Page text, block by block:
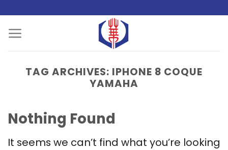
content
TAG ARCHIVES: IPHONE 8 COQUE
YAMAHA
Nothing Found
It seems we can’t find what you’re looking